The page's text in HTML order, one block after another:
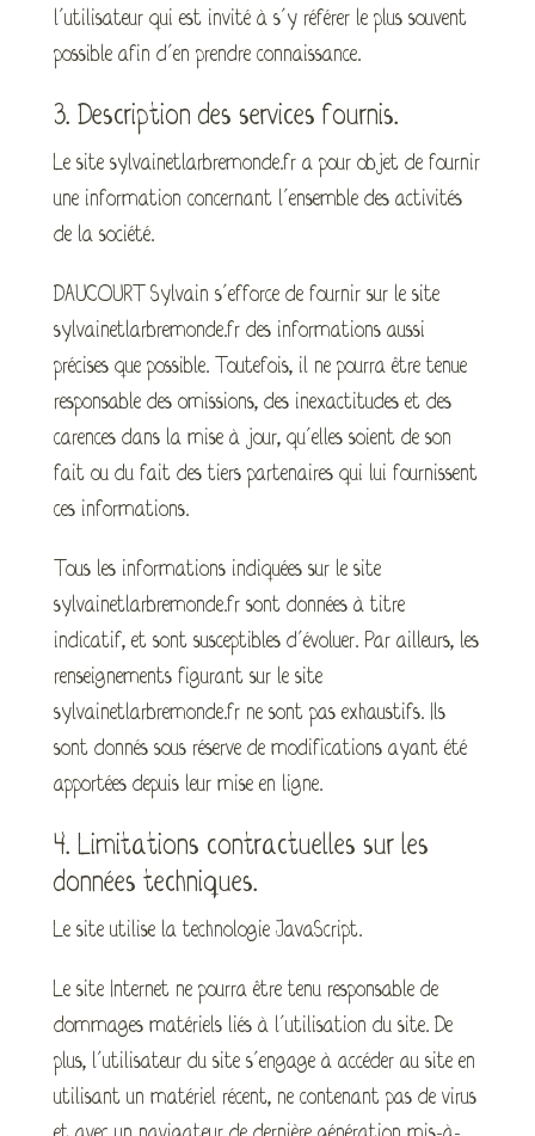
l’utilisateur qui est invité à s’y référer le plus souvent
possible afin d’en prendre connaissance.
3. Description des services fournis.
Le site sylvainetlarbremonde.fr a pour objet de fournir
une information concernant l’ensemble des activités
de la société.
DAUCOURT Sylvain s’efforce de fournir sur le site
sylvainetlarbremonde.fr des informations aussi
précises que possible. Toutefois, il ne pourra être tenue
responsable des omissions, des inexactitudes et des
carences dans la mise à jour, qu’elles soient de son
fait ou du fait des tiers partenaires qui lui fournissent
ces informations.
Tous les informations indiquées sur le site
sylvainetlarbremonde.fr sont données à titre
indicatif, et sont susceptibles d’évoluer. Par ailleurs, les
renseignements figurant sur le site
sylvainetlarbremonde.fr ne sont pas exhaustifs. Ils
sont donnés sous réserve de modifications ayant été
apportées depuis leur mise en ligne.
4. Limitations contractuelles sur les
données techniques.
Le site utilise la technologie JavaScript.
Le site Internet ne pourra être tenu responsable de
dommages matériels liés à l’utilisation du site. De
plus, l’utilisateur du site s’engage à accéder au site en
utilisant un matériel récent, ne contenant pas de virus